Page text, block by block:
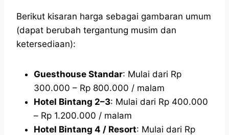
Berikut kisaran harga sebagai gambaran umum
(dapat berubah tergantung musim dan
ketersediaan):
Guesthouse Standar: Mulai dari Rp
300.000 – Rp 800.000 / malam
Hotel Bintang 2–3: Mulai dari Rp 400.000
– Rp 1.200.000 / malam
Hotel Bintang 4 / Resort: Mulai dari Rp